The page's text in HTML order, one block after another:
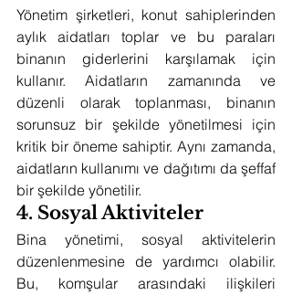
Yönetim şirketleri, konut sahiplerinden
aylık aidatları toplar ve bu paraları
binanın giderlerini karşılamak için
kullanır. Aidatların zamanında ve
düzenli olarak toplanması, binanın
sorunsuz bir şekilde yönetilmesi için
kritik bir öneme sahiptir. Aynı zamanda,
aidatların kullanımı ve dağıtımı da şeffaf
bir şekilde yönetilir.
4. Sosyal Aktiviteler
Bina yönetimi, sosyal aktivitelerin
düzenlenmesine de yardımcı olabilir.
Bu, komşular arasındaki ilişkileri